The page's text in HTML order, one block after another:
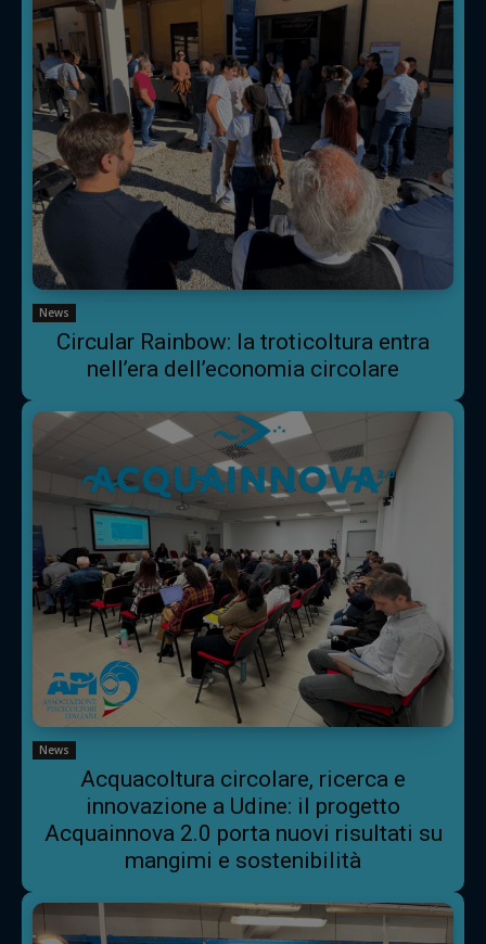
News
Circular Rainbow: la troticoltura entra
nell’era dell’economia circolare
News
Acquacoltura circolare, ricerca e
innovazione a Udine: il progetto
Acquainnova 2.0 porta nuovi risultati su
mangimi e sostenibilità